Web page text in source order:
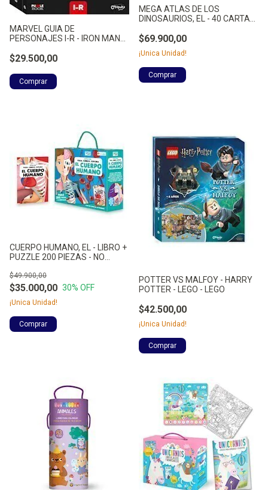
MARVEL GUIA DE
PERSONAJES I-R - IRON MAN
$29.500,00
MEGA ATLAS DE LOS
DINOSAURIOS, EL - 40 CARTAS
$69.900,00
¡Unica Unidad!
CUERPO HUMANO, EL - LIBRO +
PUZZLE 200 PIEZAS - NO
$35.000,00
$49.900,00
30% OFF
¡Unica Unidad!
POTTER VS MALFOY - HARRY
POTTER - LEGO - LEGO
$42.500,00
¡Unica Unidad!